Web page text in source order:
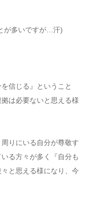
が多いですが 汗)
信じる』ということ
は必要ないと思える様
りにいる自分が尊敬す
る方々が多く『自分も
と思える様になり、今